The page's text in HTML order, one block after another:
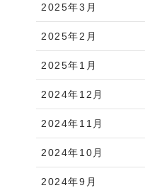
2025年3月
2025年2月
2025年1月
2024年12月
2024年11月
2024年10月
2024年9月